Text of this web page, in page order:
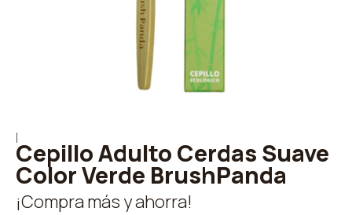
Cepillo Adulto Cerdas Suave
Color Verde BrushPanda
¡Compra más y ahorra!